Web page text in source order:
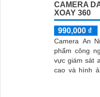
CAMERA
XOAY 360
990,000 ₫
Camera An
phẩm công
vực giám sát an ninh.
cao và hình